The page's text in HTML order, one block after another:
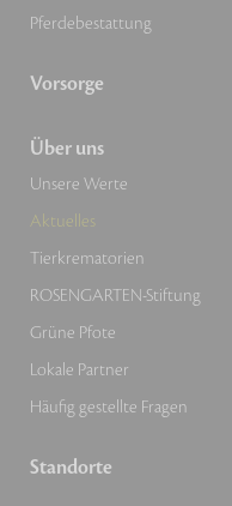
Pferdebestattung
Vorsorge
Über uns
Unsere Werte
Aktuelles
Tierkrematorien
ROSENGARTEN-Stiftung
Grüne Pfote
Lokale Partner
Häufig gestellte Fragen
Standorte